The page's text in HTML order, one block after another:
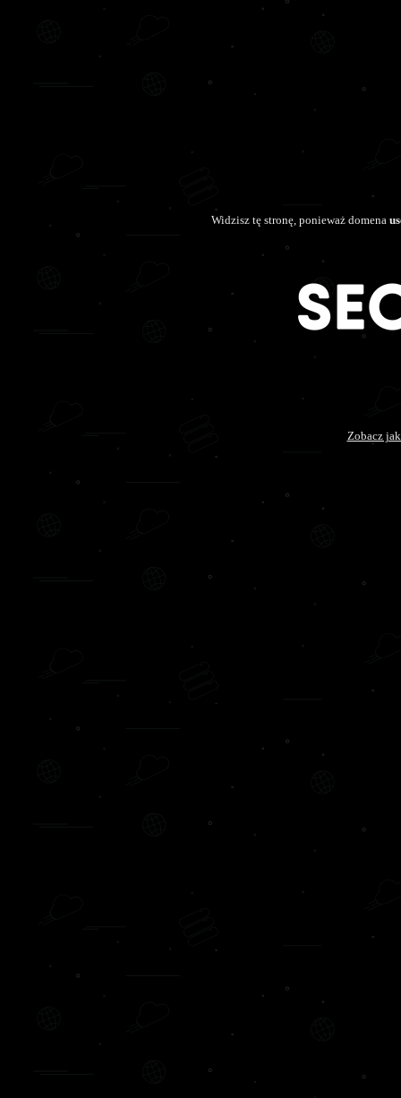
Widzisz tę stronę, ponieważ domena
Zobacz